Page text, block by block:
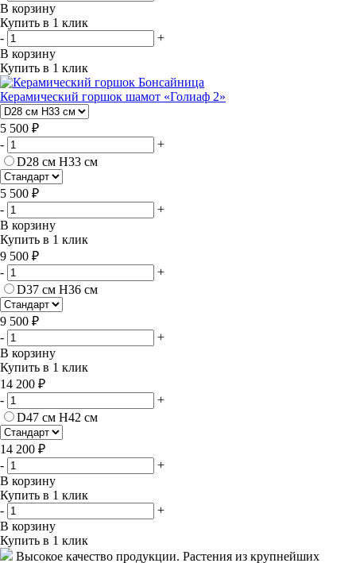
В корзину
Купить в 1 клик
-
+
В корзину
Купить в 1 клик
Керамический горшок шамот «Голиаф 2»
5 500 ₽
-
+
D28 см H33 см
5 500 ₽
-
+
В корзину
Купить в 1 клик
9 500 ₽
-
+
D37 см H36 см
9 500 ₽
-
+
В корзину
Купить в 1 клик
14 200 ₽
-
+
D47 см H42 см
14 200 ₽
-
+
В корзину
Купить в 1 клик
-
+
В корзину
Купить в 1 клик
Высокое качество продукции. Растения из крупнейших